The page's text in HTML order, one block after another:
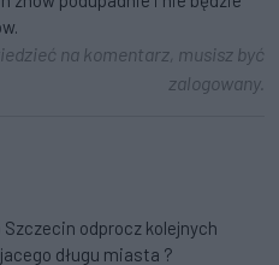
na komentarz, musisz być
zalogowany.
odprocz kolejnych
długu miasta ?